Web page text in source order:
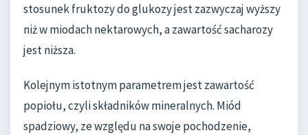
stosunek fruktozy do glukozy jest zazwyczaj wyższy
niż w miodach nektarowych, a zawartość sacharozy
jest niższa.
Kolejnym istotnym parametrem jest zawartość
popiołu, czyli składników mineralnych. Miód
spadziowy, ze względu na swoje pochodzenie,